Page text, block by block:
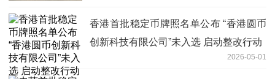
香港首批稳定币牌照名单公布 “香港圆币
创新科技有限公司”未入选 启动整改行动
2026-05-01